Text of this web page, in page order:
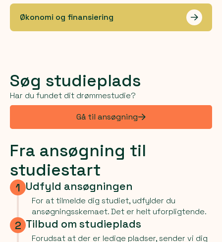
Økonomi og finansiering Les
Søg studieplads
Har du fundet dit drømmestudie?
Gå til ansøgning
Fra ansøgning til
studiestart
1 Udfyld ansøgningen
For at tilmelde dig studiet, udfylder du
ansøgningsskemaet. Det er helt uforpligtende.
2 Tilbud om studieplads
Forudsat at der er ledige pladser, sender vi dig